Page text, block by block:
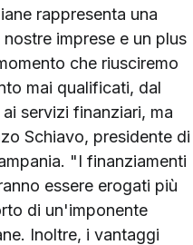
rappresenta una
imprese e un plus
che riusciremo
mai qualificati, dal
servizi finanziari, ma
Schiavo, presidente di
"I finanziamenti
essere erogati più
di un'imponente
Inoltre, i vantaggi